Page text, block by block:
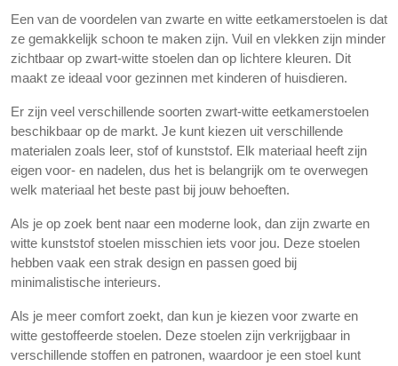
Een van de voordelen van zwarte en witte eetkamerstoelen is dat
ze gemakkelijk schoon te maken zijn. Vuil en vlekken zijn minder
zichtbaar op zwart-witte stoelen dan op lichtere kleuren. Dit
maakt ze ideaal voor gezinnen met kinderen of huisdieren.
Er zijn veel verschillende soorten zwart-witte eetkamerstoelen
beschikbaar op de markt. Je kunt kiezen uit verschillende
materialen zoals leer, stof of kunststof. Elk materiaal heeft zijn
eigen voor- en nadelen, dus het is belangrijk om te overwegen
welk materiaal het beste past bij jouw behoeften.
Als je op zoek bent naar een moderne look, dan zijn zwarte en
witte kunststof stoelen misschien iets voor jou. Deze stoelen
hebben vaak een strak design en passen goed bij
minimalistische interieurs.
Als je meer comfort zoekt, dan kun je kiezen voor zwarte en
witte gestoffeerde stoelen. Deze stoelen zijn verkrijgbaar in
verschillende stoffen en patronen, waardoor je een stoel kunt